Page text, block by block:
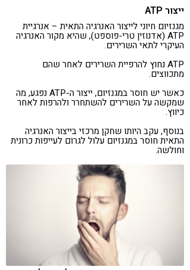
ייצור ATP
מגנזיום חיוני לייצור האנרגיה התאית – אנרגיית
ATP (אדנוזין טרי-פוספט), שהיא מקור האנרגיה
העיקרי לתאי השרירים.
ATP נחוץ להרפיית השרירים לאחר שהם
מתכווצים.
כאשר יש חוסר במגנזיום, ייצור ה-ATP נפגע, מה
שמקשה על השרירים להשתחרר ולהרפות לאחר
כיווץ​.
בנוסף, עקב היותו שחקן מרכזי בייצור האנרגיה
התאית חוסר במגנזיום עלול לגרום לעייפות כרונית
וחולשה.